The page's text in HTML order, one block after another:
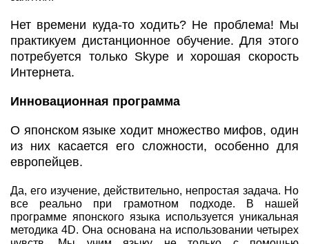
Нет времени куда-то ходить? Не проблема! Мы
практикуем дистанционное обучение. Для этого
потребуется только Skype и хорошая скорость
Интернета.
Инновационная программа
О японском языке ходит множество мифов, один
из них касается его сложности, особенно для
европейцев.
Да, его изучение, действительно, непростая задача. Но
все реально при грамотном подходе. В нашей
программе японского языка используется уникальная
методика 4D. Она основана на использовании четырех